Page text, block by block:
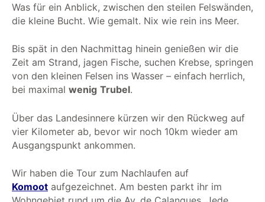
Was für ein Anblick, zwischen den steilen Felswänden,
die kleine Bucht. Wie gemalt. Nix wie rein ins Meer.
Bis spät in den Nachmittag hinein genießen wir die
Zeit am Strand, jagen Fische, suchen Krebse, springen
von den kleinen Felsen ins Wasser – einfach herrlich,
bei maximal wenig Trubel.
Über das Landesinnere kürzen wir den Rückweg auf
vier Kilometer ab, bevor wir noch 10km wieder am
Ausgangspunkt ankommen.
Wir haben die Tour zum Nachlaufen auf
Komoot aufgezeichnet. Am besten parkt ihr im